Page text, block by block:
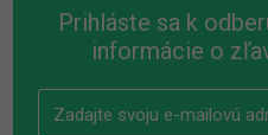
Prihláste sa k
informácie o